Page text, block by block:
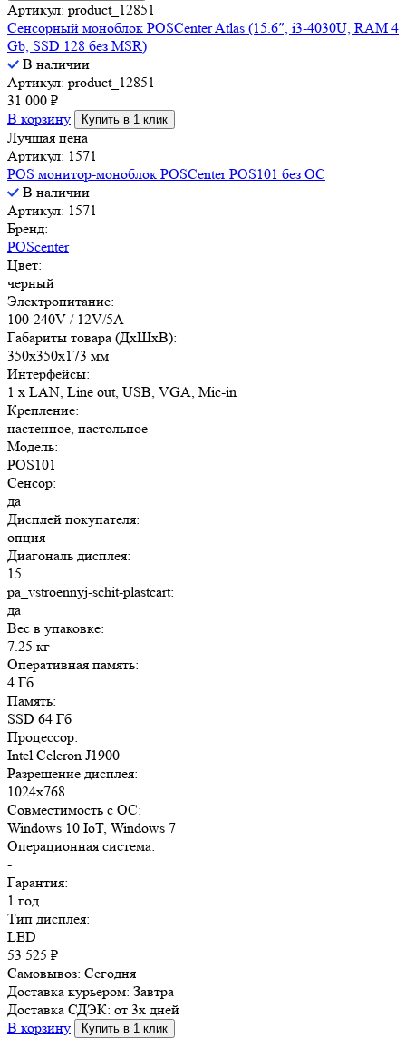
Артикул: product_12851
Сенсорный моноблок POSCenter Atlas (15.6″, i3-4030U, RAM 4
Gb, SSD 128 без MSR)
В наличии
Артикул: product_12851
31 000 ₽
В корзину
Купить в 1 клик
Лучшая цена
Артикул: 1571
POS монитор-моноблок POSCenter POS101 без ОС
В наличии
Артикул: 1571
Бренд:
POScenter
Цвет:
черный
Электропитание:
100-240V / 12V/5A
Габариты товара (ДxШxВ):
350х350х173 мм
Интерфейсы:
1 x LAN, Line out, USB, VGA, Mic-in
Крепление:
настенное, настольное
Модель:
POS101
Сенсор:
да
Дисплей покупателя:
опция
Диагональ дисплея:
15
pa_vstroennyj-schit-plastcart:
да
Вес в упаковке:
7.25 кг
Оперативная память:
4 Гб
Память:
SSD 64 Гб
Процессор:
Intel Celeron J1900
Разрешение дисплея:
1024x768
Совместимость с ОС:
Windows 10 IoT, Windows 7
Операционная система:
-
Гарантия:
1 год
Тип дисплея:
LED
53 525 ₽
Самовывоз: Сегодня
Доставка курьером: Завтра
Доставка СДЭК: от 3х дней
В корзину
Купить в 1 клик